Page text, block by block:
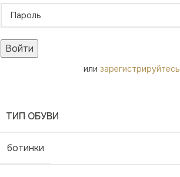
Войти
или зарегистрируйтесь
ТИП ОБУВИ
ботинки